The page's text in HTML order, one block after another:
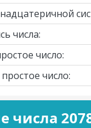
числа:
число:
число:
числа